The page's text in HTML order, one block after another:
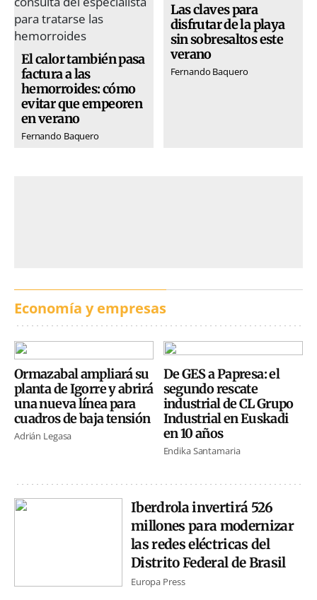
El calor también pasa
factura a las
hemorroides: cómo
evitar que empeoren
en verano
Fernando Baquero
Las claves para
disfrutar de la playa
sin sobresaltos este
verano
Fernando Baquero
Economía y empresas
Ormazabal ampliará su
planta de Igorre y abrirá
una nueva línea para
cuadros de baja tensión
Adrián Legasa
De GES a Papresa: el
segundo rescate
industrial de CL Grupo
Industrial en Euskadi
en 10 años
Endika Santamaria
Iberdrola invertirá 526
millones para modernizar
las redes eléctricas del
Distrito Federal de Brasil
Europa Press